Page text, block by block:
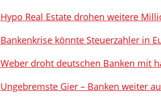
Hypo Real Estate drohen weitere
Bankenkrise könnte Steuerzahler in
Weber droht deutschen Banken mit
Ungebremste Gier – Banken weiter